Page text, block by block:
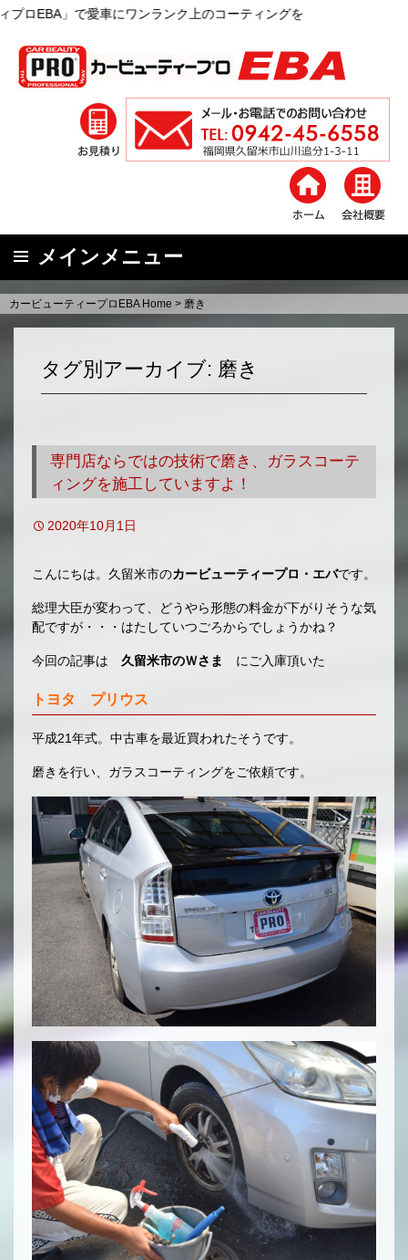
のコーティングを
メインメニュー
コカービューティープロEBA Home > 磨き
タグ別アーカイブ: 磨き
専門店ならではの技術で磨き、ガラスコーテ
ィングを施工していますよ！
2020年10月1日
こんにちは。久留米市のカービューティープロ・エバです。
総理大臣が変わって、どうやら形態の料金が下がりそうな気
配ですが・・・はたしていつごろからでしょうかね？
今回の記事は 久留米市のＷさま にご入庫頂いた
トヨタ プリウス
平成21年式。中古車を最近買われたそうです。
磨きを行い、ガラスコーティングをご依頼です。